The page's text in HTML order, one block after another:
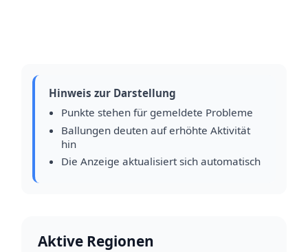
Hinweis zur Darstellung
Punkte stehen für gemeldete Probleme
Ballungen deuten auf erhöhte Aktivität
hin
Die Anzeige aktualisiert sich automatisch
Aktive Regionen